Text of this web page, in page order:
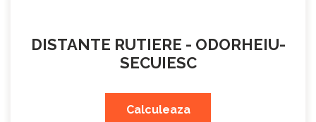
DISTANTE RUTIERE - ODORHEIU-
SECUIESC
Calculeaza